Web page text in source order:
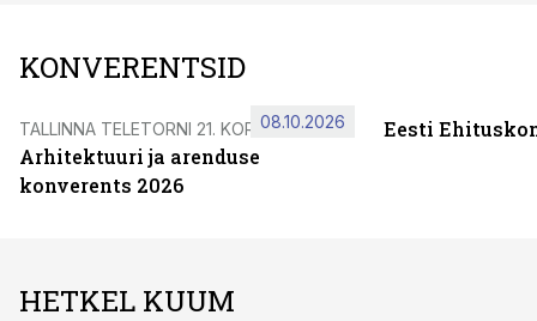
KONVERENTSID
TALLINNA TELETORNI 21. KORRUSEL
Arhitektuuri ja arenduse
konverents 2026
08.10.2026 Eesti
HETKEL KUUM